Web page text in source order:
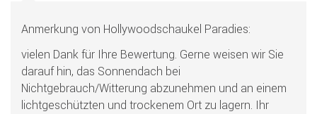
Anmerkung von Hollywoodschaukel Paradies:
vielen Dank für Ihre Bewertung. Gerne weisen wir Sie
darauf hin, das Sonnendach bei
Nichtgebrauch/Witterung abzunehmen und an einem
lichtgeschützten und trockenem Ort zu lagern. Ihr